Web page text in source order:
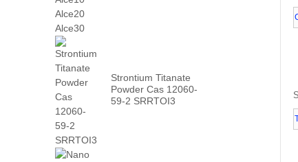
Strontium Titanate
Powder Cas 12060-
59-2 SRRTOI3